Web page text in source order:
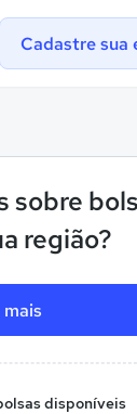
Cadastre sua
sobre
região?
disponíveis